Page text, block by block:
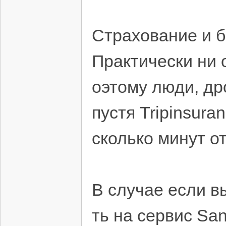
Страхование и
Практически ни
оэтому люди,
пустя
сколько минут
В случае если
ть на сервис